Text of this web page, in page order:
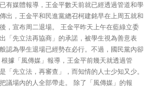
有媒體報導，王金平數天前就已經透過管道和學
出，王金平和民進黨總召柯建銘早在上周五就和
，宣布周二退場。 王金平昨天上午在藍綠立委
「先立法再協商」的承諾，被學生視為善意表
認為學生退場已經勢在必行。不過，國民黨內卻
據「風傳媒」報導，王金平前幾天就透過管
「先立法，再審查」，而知情的人士少知又少。
議場內的人全部帶走。 除了「風傳媒」的報